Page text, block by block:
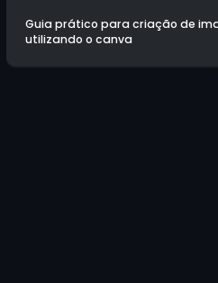
Guia prático para criação de
utilizando o canva